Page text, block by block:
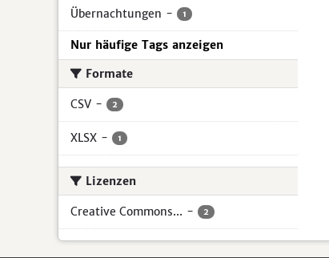
Übernachtungen - 1
Nur häufige Tags anzeigen
Formate
CSV - 2
XLSX - 1
Lizenzen
Creative Commons... - 2